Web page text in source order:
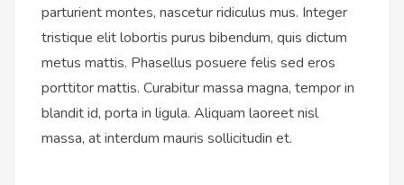
parturient montes, nascetur ridiculus mus. Integer
tristique elit lobortis purus bibendum, quis dictum
metus mattis. Phasellus posuere felis sed eros
porttitor mattis. Curabitur massa magna, tempor in
blandit id, porta in ligula. Aliquam laoreet nisl
massa, at interdum mauris sollicitudin et.